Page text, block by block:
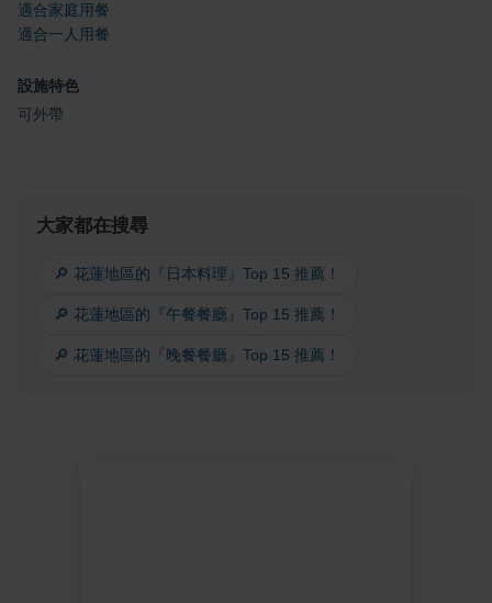
適合家庭用餐
適合一人用餐
設施特色
可外帶
大家都在搜尋
🔎 花蓮地區的『日本料理』Top 15 推薦！
🔎 花蓮地區的『午餐餐廳』Top 15 推薦！
🔎 花蓮地區的『晚餐餐廳』Top 15 推薦！